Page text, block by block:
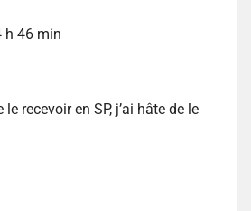
h 46 min
recevoir en SP, j’ai hâte de le